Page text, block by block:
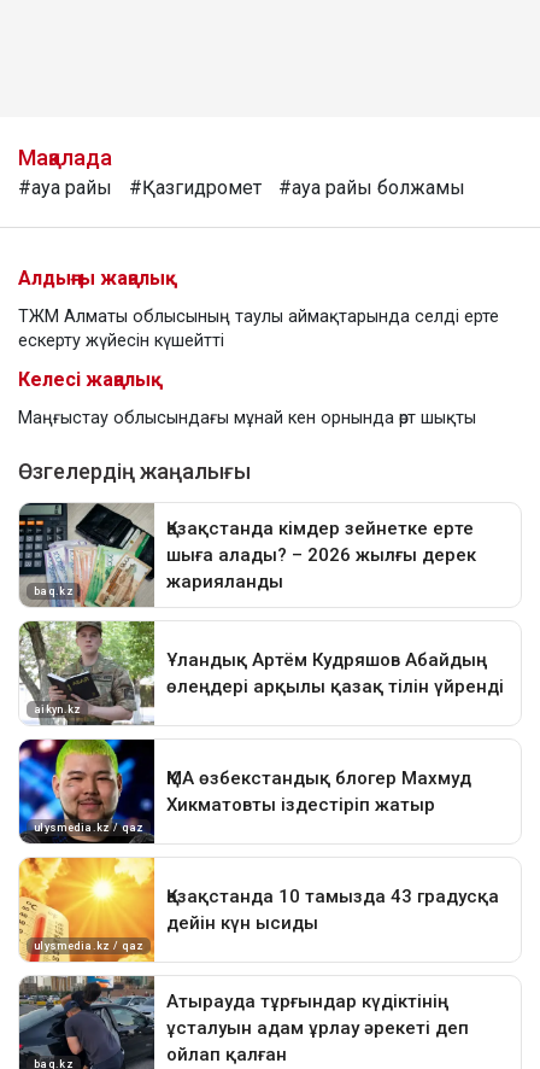
Мақалада
#ауа райы #Қазгидромет #ауа райы болжамы
Алдыңғы жаңалық
ТЖМ Алматы облысының таулы аймақтарында селді ерте
ескерту жүйесін күшейтті
Келесі жаңалық
Маңғыстау облысындағы мұнай кен орнында өрт шықты